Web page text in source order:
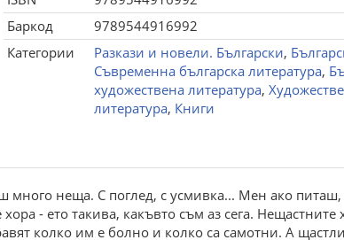
Баркод
9789544916992
Категории
Разкази и новели. Български,
Съвременна българска литература,
художествена литература,
литература, Книги
неща. С поглед, с усмивка... Мен ако питаш,
- ето такива, какъвто съм аз сега. Нещастните
колко им е болно и колко са самотни. А